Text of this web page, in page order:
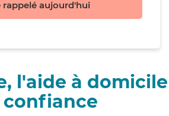
rappelé aujourd'hui
l'aide à domicile
confiance